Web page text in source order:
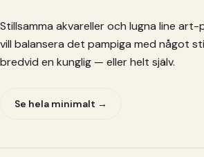
Stillsamma akvareller och lugna line
vill balansera det pampiga med något
bredvid en kunglig — eller helt själv.
Se hela minimalt →